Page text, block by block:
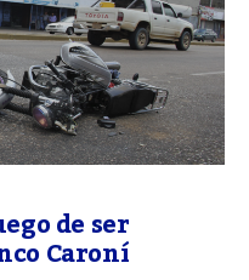
de ser
Caroní